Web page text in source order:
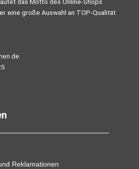
das Motto des Online-Shops
eine große Auswahl an TOP-Qualität
Reklamationen